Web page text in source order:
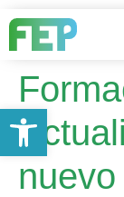
Abrir barra de